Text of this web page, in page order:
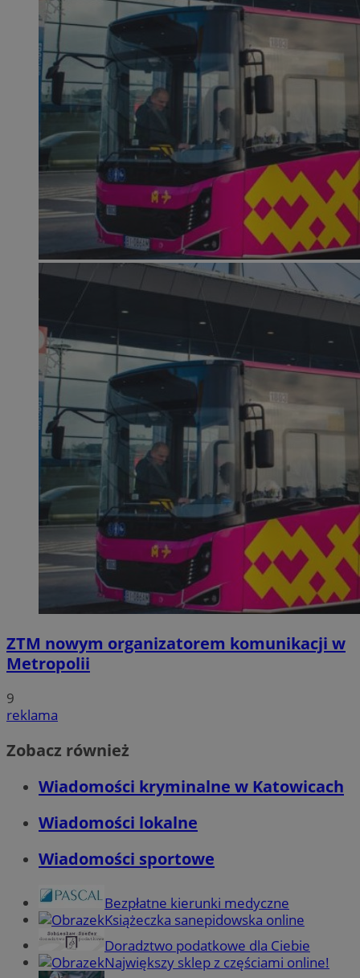
ZTM nowym organizatorem komunikacji w
Metropolii
9
reklama
Zobacz również
Wiadomości kryminalne w Katowicach
Wiadomości lokalne
Wiadomości sportowe
Bezpłatne kierunki medyczne
Książeczka sanepidowska online
Doradztwo podatkowe dla Ciebie
Największy sklep z częściami online!